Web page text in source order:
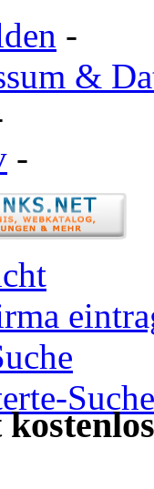
-
&
-
Suche